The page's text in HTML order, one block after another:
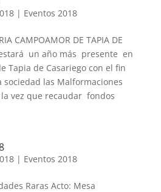
| Eventos 2018
CAMPOAMOR DE TAPIA DE
estará un año más presente en
Tapia de Casariego con el fin
sociedad las Malformaciones
la vez que recaudar fondos
| Eventos 2018
Raras Acto: Mesa